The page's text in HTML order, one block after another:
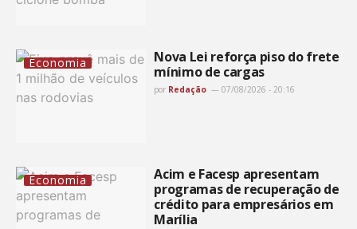
Economia
Nova Lei reforça piso do frete
mínimo de cargas
por Redação 07/08/2026 - 20:16
Economia
Acim e Facesp apresentam
programas de recuperação de
crédito para empresários em
Marília